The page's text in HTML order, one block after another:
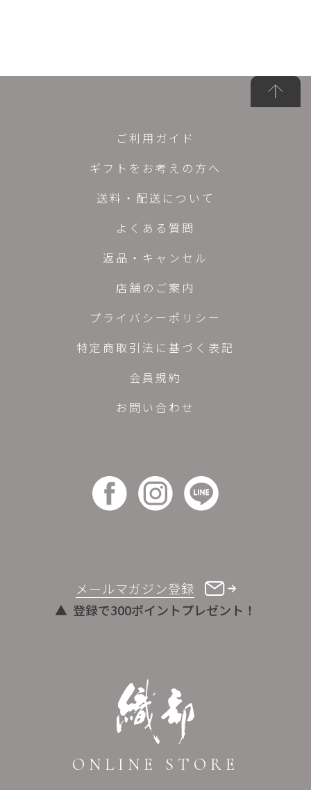
ONLINE STORE
メールマガジン登録
登録で300ポイントプレゼント！
ご利用ガイド
ギフトをお考えの方へ
送料・配送について
よくある質問
返品・キャンセル
店舗のご案内
プライバシーポリシー
特定商取引法に基づく表記
会員規約
お問い合わせ